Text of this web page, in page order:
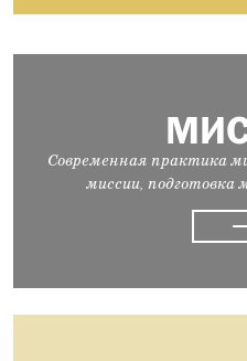
Современная практика
миссии, подготовка